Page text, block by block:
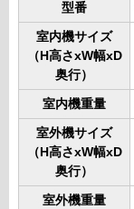
型番
室内機サイズ
（H高さxW幅xD
奥行）
室内機重量
室外機サイズ
（H高さxW幅xD
奥行）
室外機重量